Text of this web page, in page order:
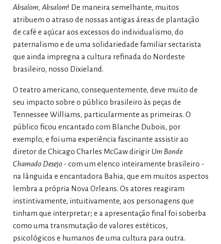
Absalom, Absalom! De maneira semelhante, muitos
atribuem o atraso de nossas antigas áreas de plantação
de café e açúcar aos excessos do individualismo, do
paternalismo e de uma solidariedade familiar sectarista
que ainda impregna a cultura refinada do Nordeste
brasileiro, nosso Dixieland.
O teatro americano, consequentemente, deve muito de
seu impacto sobre o público brasileiro às peças de
Tennessee Williams, particularmente as primeiras. O
público ficou encantado com Blanche Dubois, por
exemplo, e foi uma experiência fascinante assistir ao
diretor de Chicago Charles McGaw dirigir Um Bonde
Chamado Desejo- com um elenco inteiramente brasileiro -
na lânguida e encantadora Bahia, que em muitos aspectos
lembra a própria Nova Orleans. Os atores reagiram
instintivamente, intuitivamente, aos personagens que
tinham que interpretar; e a apresentação final foi soberba
como uma transmutação de valores estéticos,
psicológicos e humanos de uma cultura para outra.